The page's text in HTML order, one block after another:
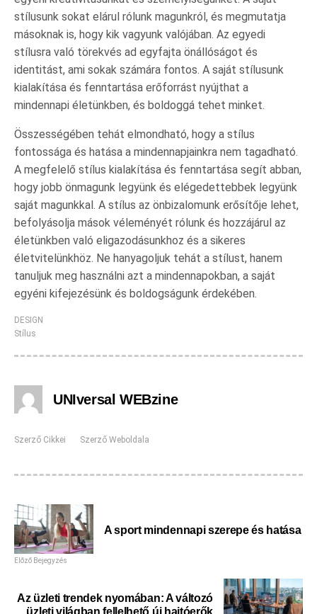
stílusunk sokat elárul rólunk magunkról, és megmutatja
másoknak is, hogy kik vagyunk valójában. Az egyedi
stílusra való törekvés ad egyfajta önállóságot és
identitást, ami sokak számára fontos. A saját stílusunk
kialakítása és fenntartása erőforrást nyújthat a
mindennapi életünkben, és boldoggá tehet minket.
Összességében tehát elmondható, hogy a stílus
fontossága és hatása a mindennapjainkra nem tagadható.
A megfelelő stílus kialakítása és fenntartása segít abban,
hogy jobb önmagunk legyünk és elégedettebbek legyünk
saját magunkkal. A stílus az önbizalomunk erősítője lehet,
befolyásolja mások véleményét rólunk és hozzájárul az
életünkben való eligazodásunkhoz és a sikeres
életvitelünkhöz. Ne hanyagoljuk tehát a stílust, hanem
tanuljuk meg használni azt a mindennapokban, a saját
egyéni kifejezésünk és boldogságunk érdekében.
DESIGN
Stílus
UNIversal WEBzine
Szerző Cikkei Szerző Weboldala
A sport mindennapi szerepe és hatása
Előző Bejegyzés
Az üzleti trendek nyomában: A változó
üzleti világban fellelhető új hajtóerők